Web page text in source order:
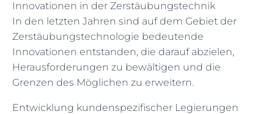
Innovationen in der Zerstäubungstechnik
In den letzten Jahren sind auf dem Gebiet der
Zerstäubungstechnologie bedeutende
Innovationen entstanden, die darauf abzielen,
Herausforderungen zu bewältigen und die
Grenzen des Möglichen zu erweitern.
Entwicklung kundenspezifischer Legierungen